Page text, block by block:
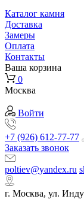
Каталог камня
Доставка
Замеры
Оплата
Контакты
Ваша корзина
0
Москва
Войти
+7 (926) 612-77-77
Заказать звонок
poltiev@yandex.ru
г. Москва, ул.